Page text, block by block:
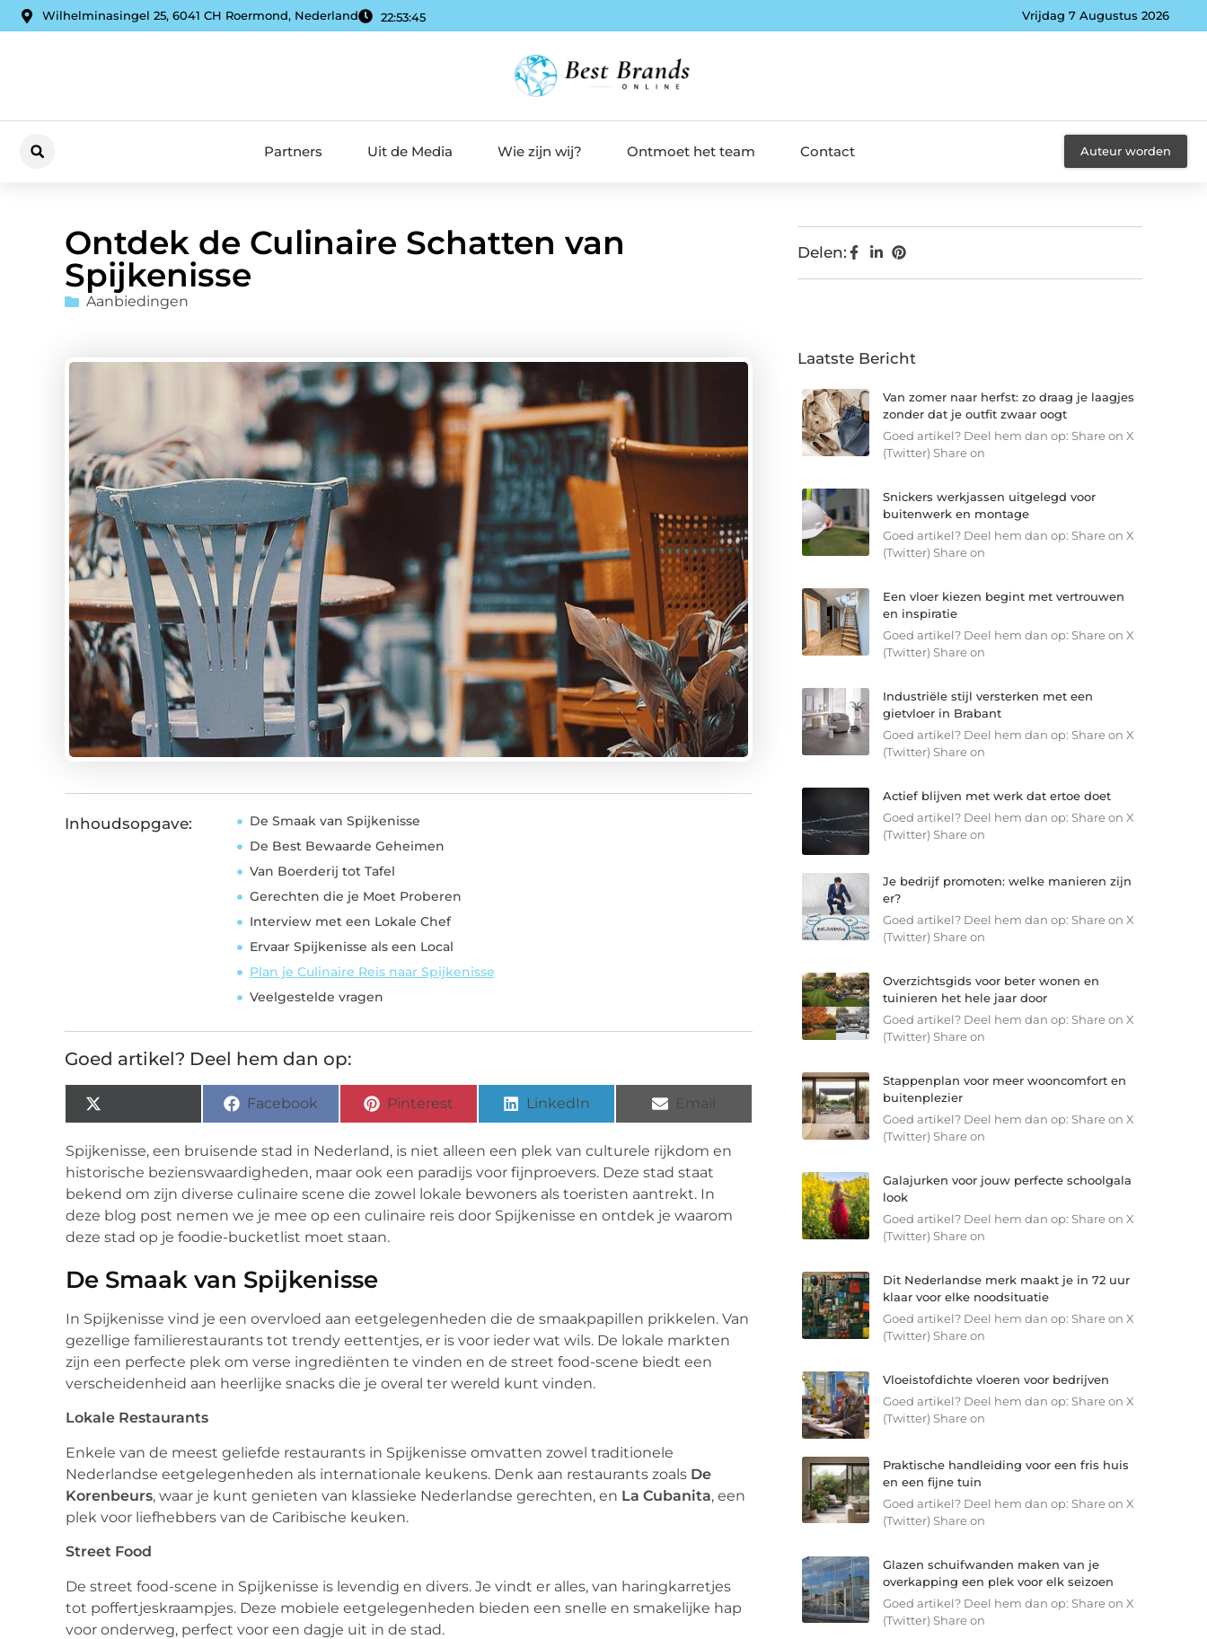
Wilhelminasingel 25, 6041 CH Roermond, Nederland 22:53:46 Vrijdag 7 Augustus 2026
Partners Uit de Media Wie zijn wij? Ontmoet het team Contact Auteur worden
Ontdek de Culinaire Schatten van
Spijkenisse
Aanbiedingen
Inhoudsopgave:
De Smaak van Spijkenisse
De Best Bewaarde Geheimen
Van Boerderij tot Tafel
Gerechten die je Moet Proberen
Interview met een Lokale Chef
Ervaar Spijkenisse als een Local
Plan je Culinaire Reis naar Spijkenisse
Veelgestelde vragen
Goed artikel? Deel hem dan op:
Facebook Pinterest LinkedIn
Spijkenisse, een bruisende stad in Nederland, is niet alleen een plek van culturele rijkdom en
historische bezienswaardigheden, maar ook een paradijs voor fijnproevers. Deze stad staat
bekend om zijn diverse culinaire scene die zowel lokale bewoners als toeristen aantrekt. In
deze blog post nemen we je mee op een culinaire reis door Spijkenisse en ontdek je waarom
deze stad op je foodie-bucketlist moet staan.
De Smaak van Spijkenisse
In Spijkenisse vind je een overvloed aan eetgelegenheden die de smaakpapillen prikkelen. Van
gezellige familierestaurants tot trendy eettentjes, er is voor ieder wat wils. De lokale markten
zijn een perfecte plek om verse ingrediënten te vinden en de street food-scene biedt een
verscheidenheid aan heerlijke snacks die je overal ter wereld kunt vinden.
Lokale Restaurants
Enkele van de meest geliefde restaurants in Spijkenisse omvatten zowel traditionele
Nederlandse eetgelegenheden als internationale keukens. Denk aan restaurants zoals De
Korenbeurs, waar je kunt genieten van klassieke Nederlandse gerechten, en La Cubanita, een
plek voor liefhebbers van de Caribische keuken.
Street Food
De street food-scene in Spijkenisse is levendig en divers. Je vindt er alles, van haringkarretjes
tot poffertjeskraampjes. Deze mobiele eetgelegenheden bieden een snelle en smakelijke hap
voor onderweg, perfect voor een dagje uit in de stad.
Delen:
Laatste Bericht
Van zomer naar herfst: zo draag je laagjes
zonder dat je outfit zwaar oogt
Goed artikel? Deel hem dan op: Share on X
(Twitter) Share on
Snickers werkjassen uitgelegd voor
buitenwerk en montage
Goed artikel? Deel hem dan op: Share on X
(Twitter) Share on
Een vloer kiezen begint met vertrouwen
en inspiratie
Goed artikel? Deel hem dan op: Share on X
(Twitter) Share on
Industriële stijl versterken met een
gietvloer in Brabant
Goed artikel? Deel hem dan op: Share on X
(Twitter) Share on
Actief blijven met werk dat ertoe doet
Goed artikel? Deel hem dan op: Share on X
(Twitter) Share on
Je bedrijf promoten: welke manieren zijn
er?
Goed artikel? Deel hem dan op: Share on X
(Twitter) Share on
Overzichtsgids voor beter wonen en
tuinieren het hele jaar door
Goed artikel? Deel hem dan op: Share on X
(Twitter) Share on
Stappenplan voor meer wooncomfort en
buitenplezier
Goed artikel? Deel hem dan op: Share on X
(Twitter) Share on
Galajurken voor jouw perfecte schoolgala
look
Goed artikel? Deel hem dan op: Share on X
(Twitter) Share on
Dit Nederlandse merk maakt je in 72 uur
klaar voor elke noodsituatie
Goed artikel? Deel hem dan op: Share on X
(Twitter) Share on
Vloeistofdichte vloeren voor bedrijven
Goed artikel? Deel hem dan op: Share on X
(Twitter) Share on
Praktische handleiding voor een fris huis
en een fijne tuin
Goed artikel? Deel hem dan op: Share on X
(Twitter) Share on
Glazen schuifwanden maken van je
overkapping een plek voor elk seizoen
Goed artikel? Deel hem dan op: Share on X
(Twitter) Share on